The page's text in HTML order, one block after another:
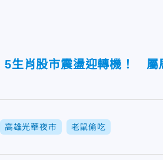
5生肖股市震盪迎轉機！ 屬
高雄光華夜市 老鼠偷吃